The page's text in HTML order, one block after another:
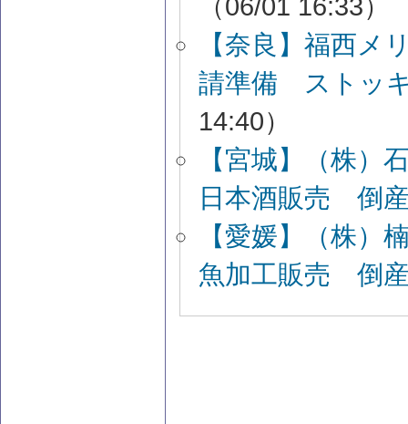
（06/01 16:33）
【奈良】福西メ
請準備 ストッ
14:40）
【宮城】（株
日本酒販売 倒
【愛媛】（株
魚加工販売 倒